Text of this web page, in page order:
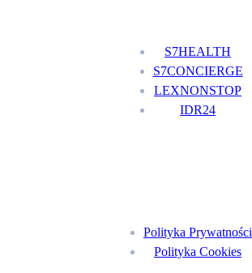
S7HEALTH
S7CONCIERGE
LEXNONSTOP
IDR24
Polityka Prywatności
Polityka Cookies